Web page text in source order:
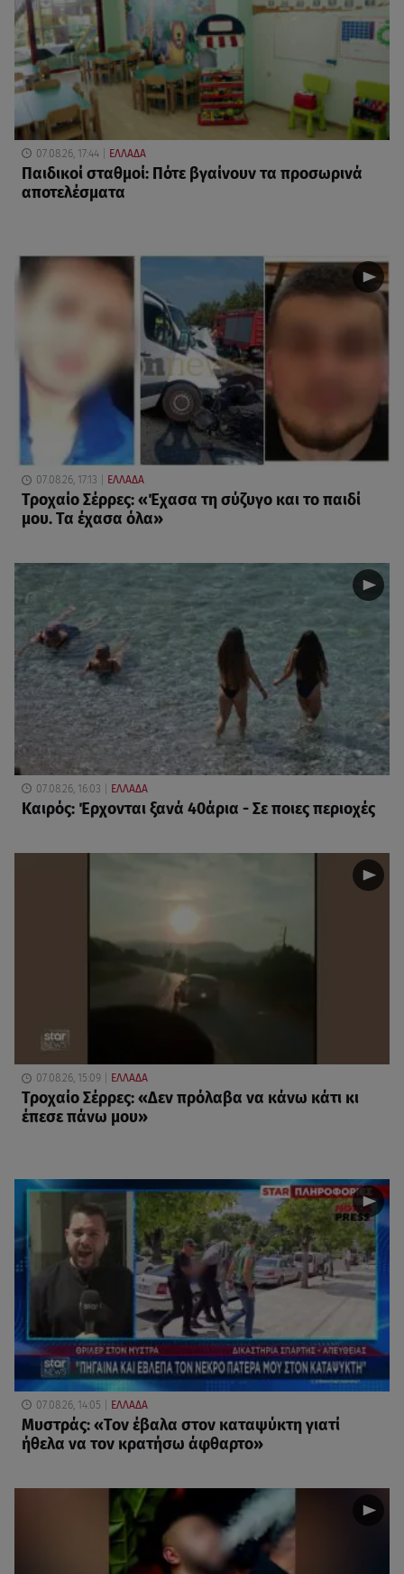
07.08.26, 17:44 ΕΛΛΑΔΑ
Παιδικοί σταθμοί: Πότε βγαίνουν τα προσωρινά
αποτελέσματα
07.08.26, 17:13 ΕΛΛΑΔΑ
Τροχαίο Σέρρες: «Έχασα τη σύζυγο και το παιδί
μου. Τα έχασα όλα»
07.08.26, 16:03 ΕΛΛΑΔΑ
Καιρός: Έρχονται ξανά 40άρια - Σε ποιες περιοχές
07.08.26, 15:09 ΕΛΛΑΔΑ
Τροχαίο Σέρρες: «Δεν πρόλαβα να κάνω κάτι κι
έπεσε πάνω μου»
07.08.26, 14:05 ΕΛΛΑΔΑ
Μυστράς: «Τον έβαλα στον καταψύκτη γιατί
ήθελα να τον κρατήσω άφθαρτο»